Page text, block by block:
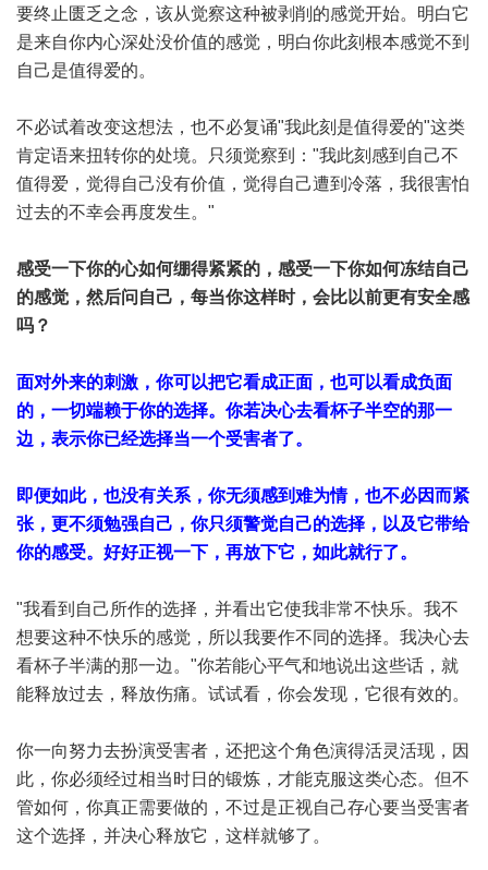
要终止匮乏之念，该从觉察这种被剥削的感觉开始。明白它
是来自你内心深处没价值的感觉，明白你此刻根本感觉不到
自己是值得爱的。
不必试着改变这想法，也不必复诵"我此刻是值得爱的"这类
肯定语来扭转你的处境。只须觉察到："我此刻感到自己不
值得爱，觉得自己没有价值，觉得自己遭到冷落，我很害怕
过去的不幸会再度发生。"
感受一下你的心如何绷得紧紧的，感受一下你如何冻结自己
的感觉，然后问自己，每当你这样时，会比以前更有安全感
吗？
面对外来的刺激，你可以把它看成正面，也可以看成负面
的，一切端赖于你的选择。你若决心去看杯子半空的那一
边，表示你已经选择当一个受害者了。
即便如此，也没有关系，你无须感到难为情，也不必因而紧
张，更不须勉强自己，你只须警觉自己的选择，以及它带给
你的感受。好好正视一下，再放下它，如此就行了。
"我看到自己所作的选择，并看出它使我非常不快乐。我不
想要这种不快乐的感觉，所以我要作不同的选择。我决心去
看杯子半满的那一边。"你若能心平气和地说出这些话，就
能释放过去，释放伤痛。试试看，你会发现，它很有效的。
你一向努力去扮演受害者，还把这个角色演得活灵活现，因
此，你必须经过相当时日的锻炼，才能克服这类心态。但不
管如何，你真正需要做的，不过是正视自己存心要当受害者
这个选择，并决心释放它，这样就够了。